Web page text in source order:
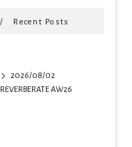
Recent Posts
2026/08/02
REVERBERATE AW26